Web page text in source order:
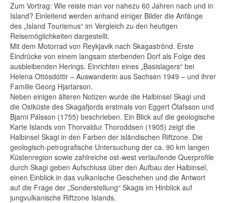
Zum Vortrag: Wie reiste man vor nahezu 60 Jahren nach und in
Island? Einleitend werden anhand einiger Bilder die Anfänge
des „Island Tourismus“ im Vergleich zu den heutigen
Reisemöglichkeiten dargestellt.
Mit dem Motorrad von Reykjavik nach Skagaströnd. Erste
Eindrücke von einem langsam sterbenden Dorf als Folge des
ausbleibenden Herings. Einrichten eines „Basislagers“ bei
Helena Ottósdóttir – Auswanderin aus Sachsen 1949 – und ihrer
Familie Georg Hjartarson.
Neben einigen älteren Notizen wurde die Halbinsel Skagi und
die Ostküste des Skagafjords erstmals von Eggert Ólafsson und
Bjarni Pálsson (1755) beschrieben. Ein Blick auf die geologische
Karte Islands von Thorvaldur Thoroddsen (1905) zeigt die
Halbinsel Skagi in den Farben der isländischen Riftzone. Die
geologisch-petrografische Untersuchung der ca. 90 km langen
Küstenregion sowie zahlreiche ost-west verlaufende Querprofile
durch Skagi geben Aufschluss über den Aufbau der Halbinsel,
einen Einblick in das vulkanische Geschehen und die Antwort
auf die Frage der „Sonderstellung“ Skagis im Hinblick auf
jungvulkanische Riftzone Islands.